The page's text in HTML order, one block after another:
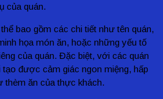
của quán.
bao gồm các chi tiết như tên quán,
họa món ăn, hoặc những yếu tố
của quán. Đặc biệt, với các quán
được cảm giác ngon miệng, hấp
ăn của thực khách.